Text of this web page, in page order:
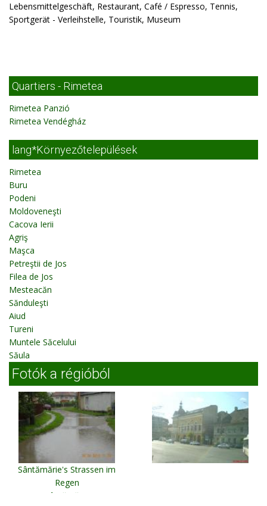
Lebensmittelgeschäft, Restaurant, Café / Espresso, Tennis,
Sportgerät - Verleihstelle, Touristik, Museum
Quartiers - Rimetea
Rimetea Panzió
Rimetea Vendégház
lang*Környezőtelepülések
Rimetea
Buru
Podeni
Moldoveneşti
Cacova Ierii
Agriş
Maşca
Petreştii de Jos
Filea de Jos
Mesteacăn
Sănduleşti
Aiud
Tureni
Muntele Săcelului
Săula
Fotók a régióból
Sântămărie's Strassen im
Regen
Sântămărie